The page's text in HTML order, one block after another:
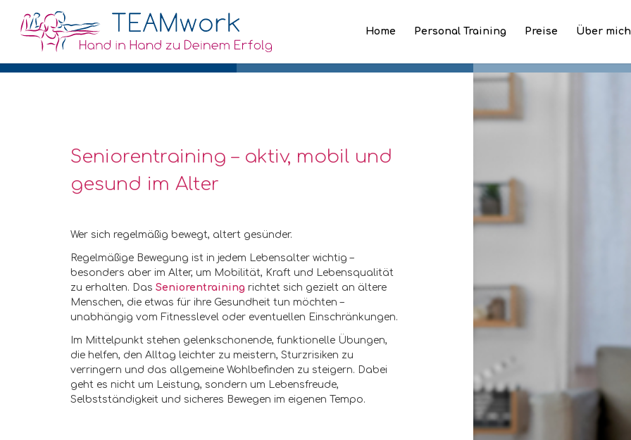
Home Personal Training Preise Über mich
Seniorentraining – aktiv, mobil und
gesund im Alter
Wer sich regelmäßig bewegt, altert gesünder.
Regelmäßige Bewegung ist in jedem Lebensalter wichtig –
besonders aber im Alter, um Mobilität, Kraft und Lebensqualität
zu erhalten. Das Seniorentraining richtet sich gezielt an ältere
Menschen, die etwas für ihre Gesundheit tun möchten –
unabhängig vom Fitnesslevel oder eventuellen Einschränkungen.
Im Mittelpunkt stehen gelenkschonende, funktionelle Übungen,
die helfen, den Alltag leichter zu meistern, Sturzrisiken zu
verringern und das allgemeine Wohlbefinden zu steigern. Dabei
geht es nicht um Leistung, sondern um Lebensfreude,
Selbstständigkeit und sicheres Bewegen im eigenen Tempo.